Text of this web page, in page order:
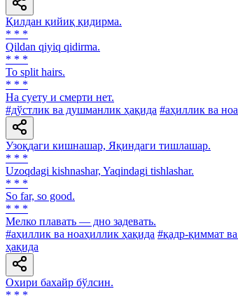
Қилдан қийиқ қидирма.
* * *
Qildan qiyiq qidirma.
* * *
To split hairs.
* * *
Ha суету и смерти нет.
#дўстлик ва душманлик ҳақида #аҳиллик ва
Узоқдаги кишнашар, Яқиндаги тишлашар.
* * *
Uzoqdagi kishnashar, Yaqindagi tishlashar.
* * *
So far, so good.
* * *
Мелко плавать — дно задевать.
#аҳиллик ва ноаҳиллик ҳақида #қадр-қиммат
ҳақида
Охири бахайр бўлсин.